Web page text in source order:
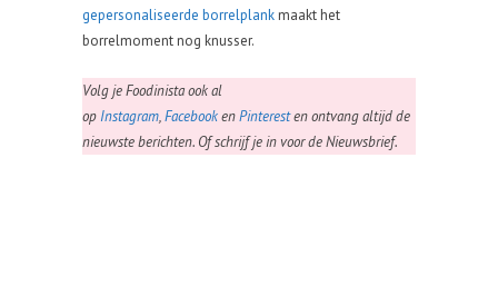
gepersonaliseerde borrelplankmaakt het
borrelmoment nog knusser.
Volg je Foodinista ook al
op Instagram,FacebookenPinteresten ontvang altijd de
nieuwste berichten. Of schrijf je in voor de Nieuwsbrief.